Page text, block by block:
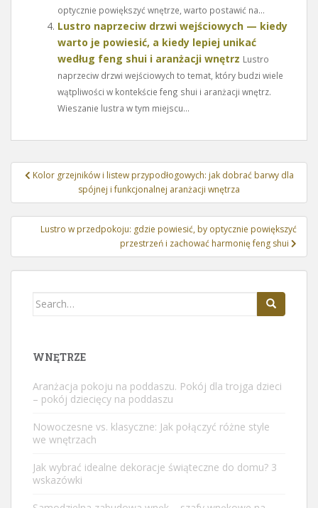
optycznie powiększyć wnętrze, warto postawić na...
Lustro naprzeciw drzwi wejściowych — kiedy
warto je powiesić, a kiedy lepiej unikać
według feng shui i aranżacji wnętrz Lustro
naprzeciw drzwi wejściowych to temat, który budzi wiele
wątpliwości w kontekście feng shui i aranżacji wnętrz.
Wieszanie lustra w tym miejscu...
Nawigacja
Kolor grzejników i listew przypodłogowych: jak dobrać barwy dla
spójnej i funkcjonalnej aranżacji wnętrza
Lustro w przedpokoju: gdzie powiesić, by optycznie powiększyć
przestrzeń i zachować harmonię feng shui
Search
WNĘTRZE
Aranżacja pokoju na poddaszu. Pokój dla trojga dzieci
– pokój dziecięcy na poddaszu
Nowoczesne vs. klasyczne: Jak połączyć różne style
we wnętrzach
Jak wybrać idealne dekoracje świąteczne do domu? 3
wskazówki